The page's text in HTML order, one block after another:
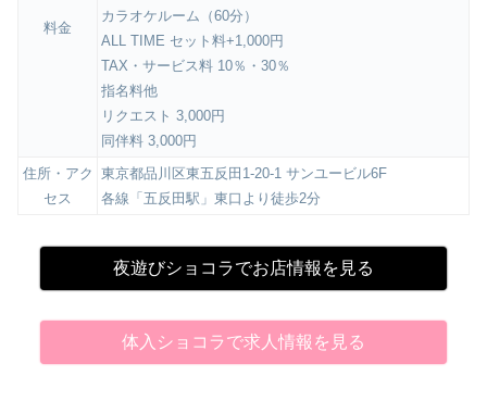
料金
カラオケルーム（60分）
ALL TIME セット料+1,000円
TAX・サービス料 10％・30％
指名料他
リクエスト 3,000円
同伴料 3,000円
住所・アク
セス
東京都品川区東五反田1-20-1 サンユービル6F
各線「五反田駅」東口より徒歩2分
夜遊びショコラでお店情報を見る
体入ショコラで求人情報を見る